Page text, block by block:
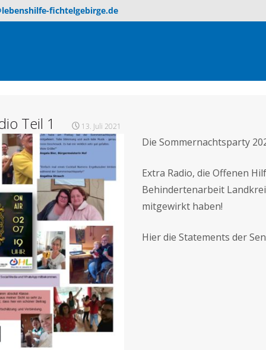
fichtelgebirge.de
Teil 1 13. Juli 2021
Die Sommernachtsparty
Extra Radio, die Offenen
Behindertenarbeit
mitgewirkt haben!
Hier die Statements der